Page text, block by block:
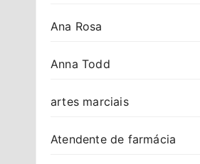
Ana Rosa
Anna Todd
artes marciais
Atendente de farmácia